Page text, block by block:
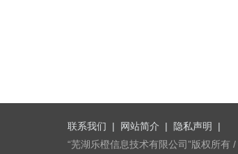
联系我们 | 网站简介 | 隐私声明 |
“芜湖乐橙信息技术有限公司”版权所